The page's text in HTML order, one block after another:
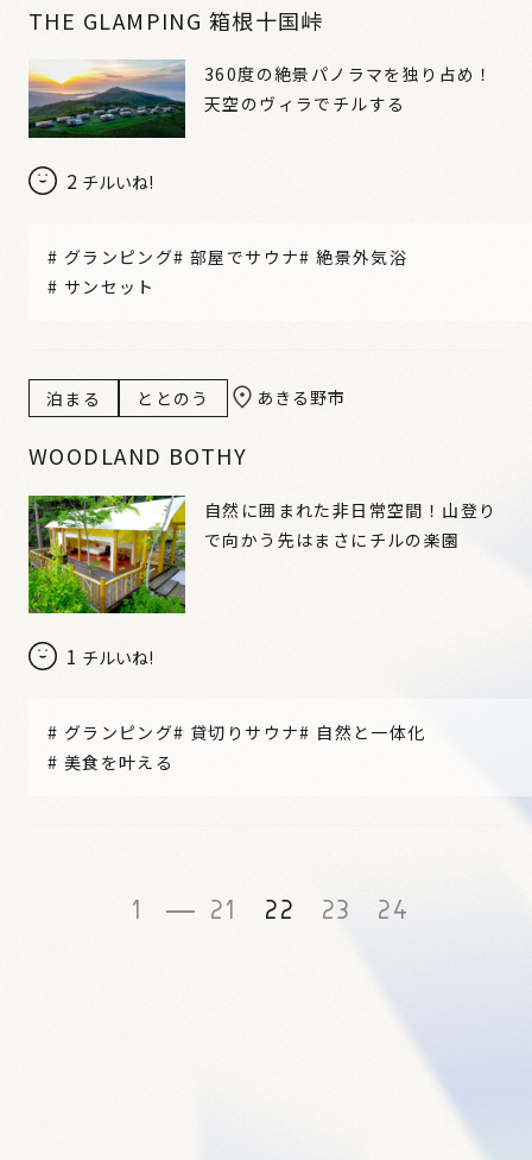
THE GLAMPING 箱根十国峠
2 チルいね!
360度の絶景パノラマを独り占め！
天空のヴィラでチルする
# グランピング#部屋でサウナ#絶景外気浴
# サンセット
泊まる ととのう あきる野市
WOODLAND BOTHY
1 チルいね!
自然に囲まれた非日常空間！山登り
で向かう先はまさにチルの楽園
# グランピング# 貸切りサウナ# 自然と一体化
# 美食を叶える
1 21 22 23 24